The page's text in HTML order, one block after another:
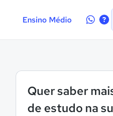
Ensino Médio
Quer saber
de estudo na